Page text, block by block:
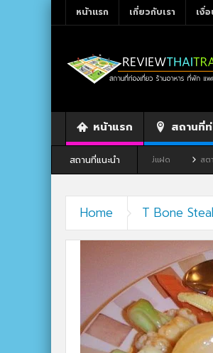
หน้าแรก เกี่ยวกับเรา เงื่
หน้าแรก สถานที่
สถานที่แนะนำ
ร้านอาหาร By แม่แฝด สตาร์คา
Home T Bone